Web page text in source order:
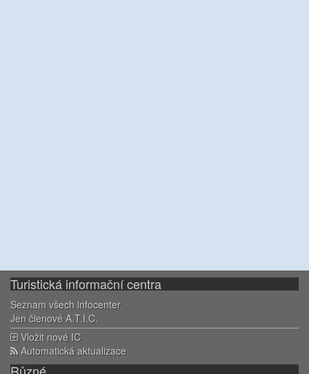
Turistická informační centra
Seznam všech infocenter
Jen členové A.T.I.C.
Vložit nové IC
Automatická aktualizace